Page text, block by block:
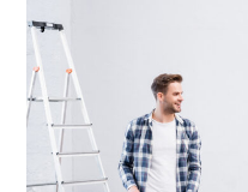
Behangers
Modern:
Eigentijdse
Wandafwerking
voor
Jouw